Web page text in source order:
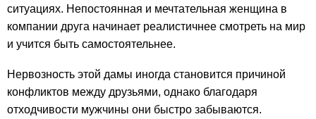
ситуациях. Непостоянная и мечтательная женщина в
компании друга начинает реалистичнее смотреть на мир
и учится быть самостоятельнее.
Нервозность этой дамы иногда становится причиной
конфликтов между друзьями, однако благодаря
отходчивости мужчины они быстро забываются.